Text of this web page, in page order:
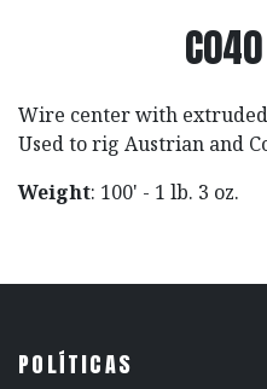
Wire center with
Used to rig Austrian and
Weight: 100' - 1 lb. 3 oz.
POLÍTICAS